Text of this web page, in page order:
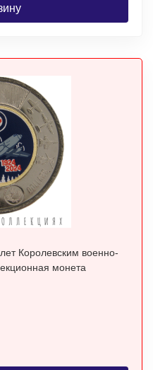
Королевским военно-
/ коллекционная монета